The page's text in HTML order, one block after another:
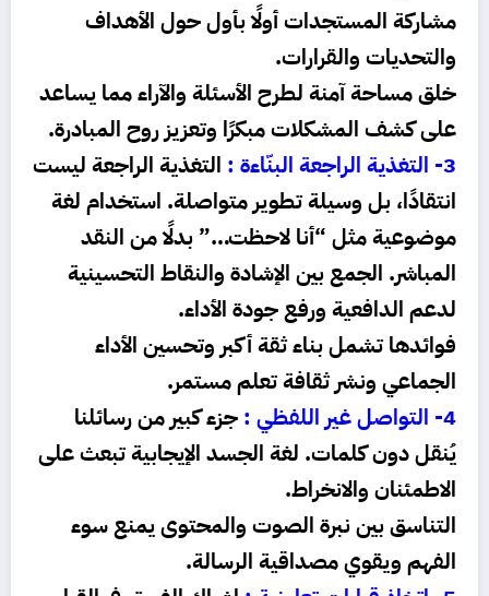
مشاركة المستجدات أولًا بأول حول الأهداف
والتحديات والقرارات.
خلق مساحة آمنة لطرح الأسئلة والآراء مما يساعد
على كشف المشكلات مبكرًا وتعزيز روح المبادرة.
3- التغذية الراجعة البنّاءة :
التغذية الراجعة ليست
انتقادًا، بل وسيلة تطوير متواصلة. استخدام لغة
موضوعية مثل “أنا لاحظت…” بدلًا من النقد
المباشر. الجمع بين الإشادة والنقاط التحسينية
لدعم الدافعية ورفع جودة الأداء.
فوائدها تشمل بناء ثقة أكبر وتحسين الأداء
الجماعي ونشر ثقافة تعلم مستمر.
4- التواصل غير اللفظي :
جزء كبير من رسائلنا
يُنقل دون كلمات. لغة الجسد الإيجابية تبعث على
الاطمئنان والانخراط.
التناسق بين نبرة الصوت والمحتوى يمنع سوء
الفهم ويقوي مصداقية الرسالة.